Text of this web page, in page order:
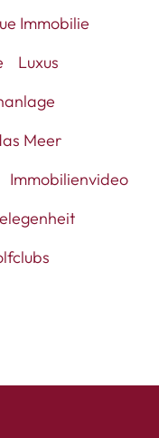
Immobilie
Luxus
Meer
Immobilienvideo